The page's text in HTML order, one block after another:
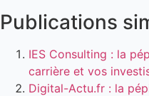
Publications
IES Consulting : la
carrière et vos
Digital-Actu.fr : la